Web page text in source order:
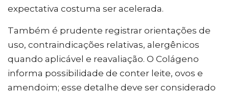
expectativa costuma ser acelerada.
Também é prudente registrar orientações de
uso, contraindicações relativas, alergênicos
quando aplicável e reavaliação. O Colágeno
informa possibilidade de conter leite, ovos e
amendoim; esse detalhe deve ser considerado